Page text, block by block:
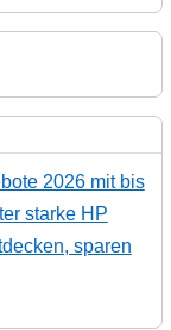
2026 mit bis
starke HP
sparen